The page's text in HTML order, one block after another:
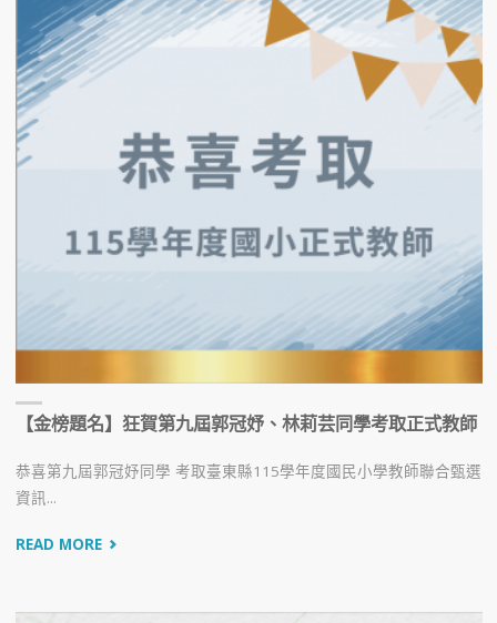
【金榜題名】狂賀第九屆郭冠妤、林莉芸同學考取正式教師
恭喜第九屆郭冠妤同學 考取臺東縣115學年度國民小學教師聯合甄選
資訊...
READ MORE